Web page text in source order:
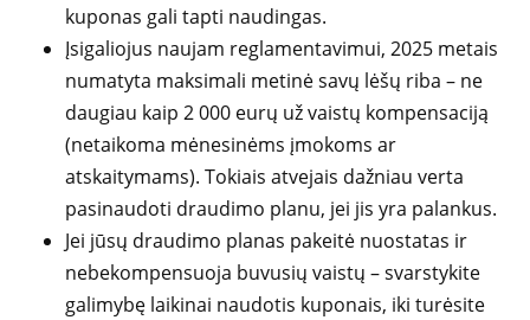
kuponas gali tapti naudingas.
Įsigaliojus naujam reglamentavimui, 2025 metais
numatyta maksimali metinė savų lėšų riba – ne
daugiau kaip 2 000 eurų už vaistų kompensaciją
(netaikoma mėnesinėms įmokoms ar
atskaitymams). Tokiais atvejais dažniau verta
pasinaudoti draudimo planu, jei jis yra palankus.
Jei jūsų draudimo planas pakeitė nuostatas ir
nebekompensuoja buvusių vaistų – svarstykite
galimybę laikinai naudotis kuponais, iki turėsite